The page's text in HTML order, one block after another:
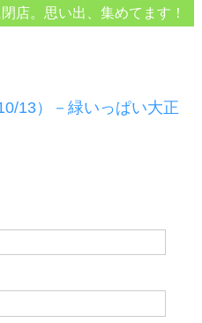
店。思い出、集めてます！
13）－緑いっぱい大正